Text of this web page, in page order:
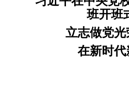
班开班
立志做党
在新时